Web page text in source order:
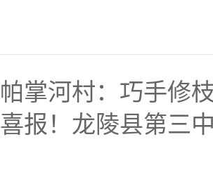
帕掌河村：巧手修
喜报！龙陵县第三